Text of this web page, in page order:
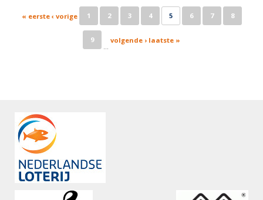
Pages
« eerste ‹ vorige 1 2 3 4 5 6 7 8
9
…
volgende › laatste »